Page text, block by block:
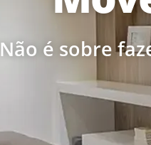
Não é sobre